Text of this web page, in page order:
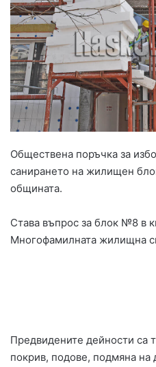
Обществена поръчка за
санирането на жилищен
общината.
Става въпрос за блок №8 в
Многофамилната жилищна
Предвидените дейности са
покрив, подове, подмяна на